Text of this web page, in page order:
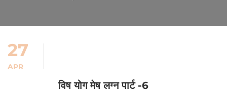
27
APR
विष योग मेष लग्न पार्ट -6